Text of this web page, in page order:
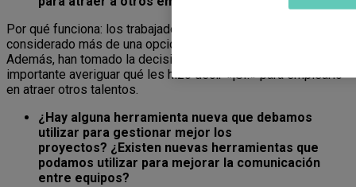
Por qué funciona: los trabajadores jóvenes a menudo han
considerado más de una opción antes de unirse a la empresa.
Además, han tomado la decisión hace poco tiempo. Es
importante averiguar qué les hizo decir «¡Sí!» para emplearlo
en atraer otros talentos.
¿Hay alguna herramienta nueva que debamos
utilizar para gestionar mejor los
proyectos? ¿Existen nuevas herramientas que
podamos utilizar para mejorar la comunicación
entre equipos?